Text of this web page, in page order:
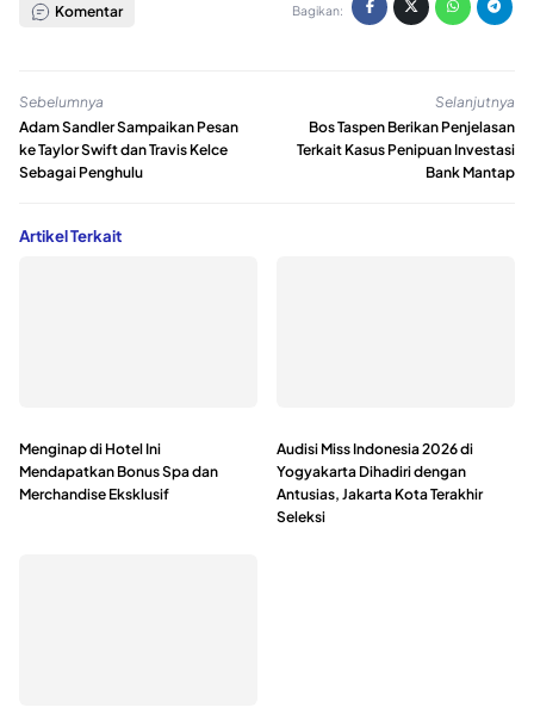
Komentar Bagikan:
Sebelumnya
Adam Sandler Sampaikan Pesan
ke Taylor Swift dan Travis Kelce
Sebagai Penghulu
Selanjutnya
Bos Taspen Berikan Penjelasan
Terkait Kasus Penipuan Investasi
Bank Mantap
Artikel Terkait
Menginap di Hotel Ini
Mendapatkan Bonus Spa dan
Merchandise Eksklusif
Audisi Miss Indonesia 2026 di
Yogyakarta Dihadiri dengan
Antusias, Jakarta Kota Terakhir
Seleksi